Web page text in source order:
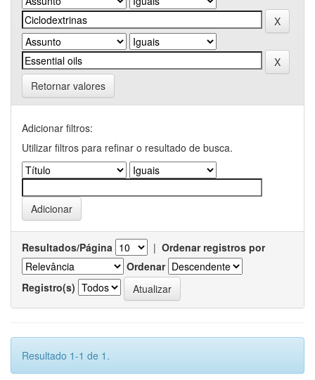
Retornar valores
Adicionar filtros:
Utilizar filtros para refinar o resultado de busca.
Resultados/Página | Ordenar registros por
Ordenar
Registro(s)
Resultado 1-1 de 1.